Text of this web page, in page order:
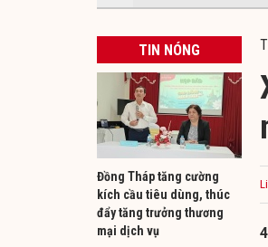
TIN NÓNG
Đồng Tháp tăng cường
kích cầu tiêu dùng, thúc
đẩy tăng trưởng thương
mại dịch vụ